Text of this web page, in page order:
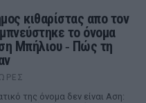
κιθαρίστας απο τον
το όνομα
Μπήλιου ‑ Πώς τη
της όνομα δεν είναι Αση: